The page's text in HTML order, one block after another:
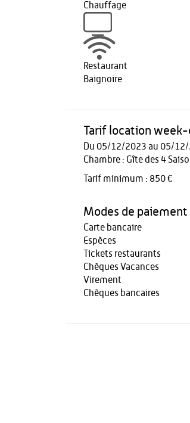
Chauffage
Restaurant
Baignoire
Tarif location week-
Du 05/12/2023 au 05/
Chambre : Gîte des 4
Tarif minimum : 850 €
Modes de paiement
Carte bancaire
Espèces
Tickets restaurants
Chèques Vacances
Virement
Chèques bancaires